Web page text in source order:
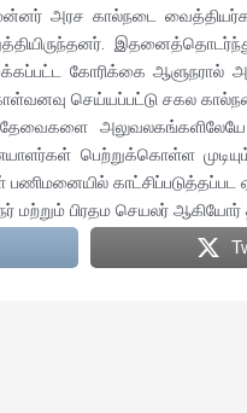
முன்னர் அரச கால்நடை
கோரிக்கை ஆளுநரால்
செய்யப்பட்டு சகல
அலுவலகங்களிலேயே
பெற்றுக்கொள்ள
மற்றும் பிரதம செயலர்